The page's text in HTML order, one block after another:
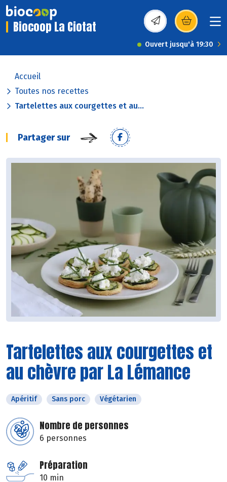
Biocoop La Ciotat (s’ouvre dans une
Ouvert jusqu'à 19:30
Accueil
Toutes nos recettes
Tartelettes aux courgettes et au...
Partager sur
Tartelettes aux courgettes et
au chèvre par La Lémance
Apéritif Sans porc Végétarien
Nombre de personnes
6 personnes
Préparation
10 min